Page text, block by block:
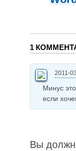
1
2011-
Минус
если
Вы